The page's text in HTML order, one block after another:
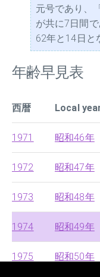
元号であり、
が共に7日間
62年と14日と
年齢早見表
西暦 Local
1971 昭和46年
1972 昭和47年
1973 昭和48年
1974 昭和49年
1975 昭和50年